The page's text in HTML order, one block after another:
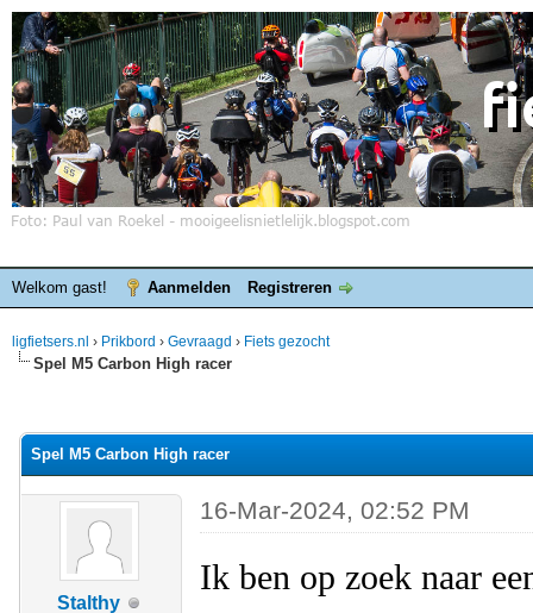
Welkom gast! Aanmelden Registreren
ligfietsers.nl › Prikbord › Gevraagd › Fiets gezocht
Spel M5 Carbon High racer
Spel M5 Carbon High racer
Stalthy
16-Mar-2024, 02:52 PM
Ik ben op zoek naar